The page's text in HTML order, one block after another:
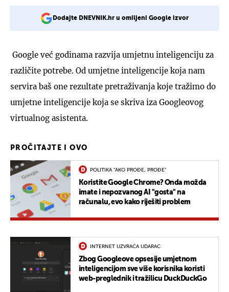
Dodajte DNEVNIK.hr u omiljeni Google izvor
Google već godinama razvija umjetnu inteligenciju za
različite potrebe. Od umjetne inteligencije koja nam
servira baš one rezultate pretraživanja koje tražimo do
umjetne inteligencije koja se skriva iza Googleovog
virtualnog asistenta.
PROČITAJTE I OVO
POLITIKA "AKO PROĐE, PROĐE"
Koristite Google Chrome? Onda možda
imate i nepozvanog AI "gosta" na
računalu, evo kako riješiti problem
INTERNET UZVRAĆA UDARAC
Zbog Googleove opsesije umjetnom
inteligencijom sve više korisnika koristi
web-preglednik i tražilicu DuckDuckGo